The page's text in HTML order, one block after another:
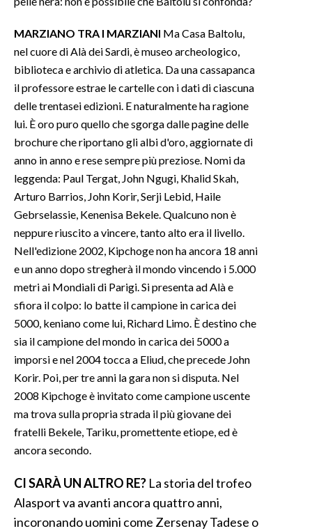
MARZIANO TRA I MARZIANI Ma Casa Baltolu,
nel cuore di Alà dei Sardi, è museo archeologico,
biblioteca e archivio di atletica. Da una cassapanca
il professore estrae le cartelle con i dati di ciascuna
delle trentasei edizioni. E naturalmente ha ragione
lui. È oro puro quello che sgorga dalle pagine delle
brochure che riportano gli albi d'oro, aggiornate di
anno in anno e rese sempre più preziose. Nomi da
leggenda: Paul Tergat, John Ngugi, Khalid Skah,
Arturo Barrios, John Korir, Serji Lebid, Haile
Gebrselassie, Kenenisa Bekele. Qualcuno non è
neppure riuscito a vincere, tanto alto era il livello.
Nell'edizione 2002, Kipchoge non ha ancora 18 anni
e un anno dopo stregherà il mondo vincendo i 5.000
metri ai Mondiali di Parigi. Si presenta ad Alà e
sfiora il colpo: lo batte il campione in carica dei
5000, keniano come lui, Richard Limo. È destino che
sia il campione del mondo in carica dei 5000 a
imporsi e nel 2004 tocca a Eliud, che precede John
Korir. Poi, per tre anni la gara non si disputa. Nel
2008 Kipchoge è invitato come campione uscente
ma trova sulla propria strada il più giovane dei
fratelli Bekele, Tariku, promettente etiope, ed è
ancora secondo.
CI SARÀ UN ALTRO RE? La storia del trofeo
Alasport va avanti ancora quattro anni,
incoronando uomini come Zersenay Tadese o